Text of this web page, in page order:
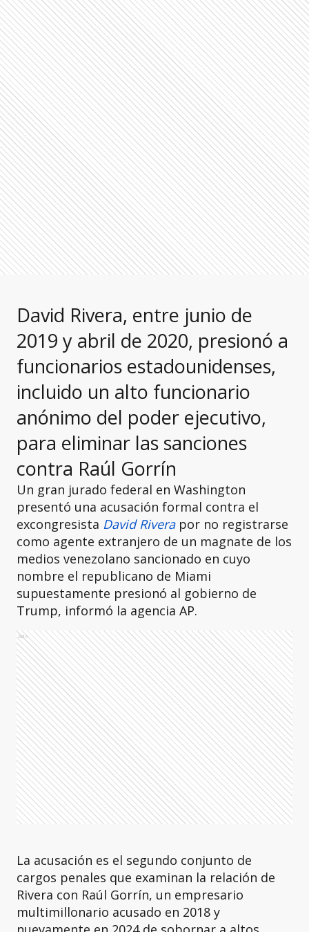
David Rivera, entre junio de
2019 y abril de 2020, presionó a
funcionarios estadounidenses,
incluido un alto funcionario
anónimo del poder ejecutivo,
para eliminar las sanciones
contra Raúl Gorrín
Un gran jurado federal en Washington
presentó una acusación formal contra el
excongresista David Riverapor no registrarse
como agente extranjero de un magnate de los
medios venezolano sancionado en cuyo
nombre el republicano de Miami
supuestamente presionó al gobierno de
Trump, informó la agencia AP.
Ads
La acusación es el segundo conjunto de
cargos penales que examinan la relación de
Rivera con Raúl Gorrín, un empresario
multimillonario acusado en 2018 y